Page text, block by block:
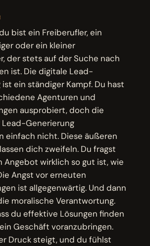
bist ein Freiberufler, ein
oder ein kleiner
der stets auf der Suche nach
ist. Die digitale Lead-
ein ständiger Kampf. Du hast
Agenturen und
ausprobiert, doch die
Lead-Generierung
einfach nicht. Diese äußeren
dich zweifeln. Du fragst
Angebot wirklich so gut ist, wie
Angst vor erneuten
ist allgegenwärtig. Und dann
moralische Verantwortung.
du effektive Lösungen finden
Geschäft voranzubringen.
Druck steigt, und du fühlst